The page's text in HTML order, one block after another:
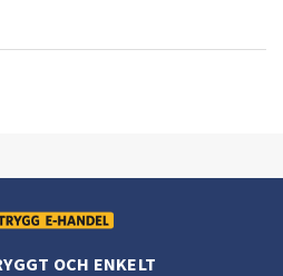
OCH ENKELT